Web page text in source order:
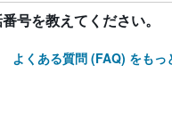
号を教えてください。
よくある質問 (FAQ) をもっ